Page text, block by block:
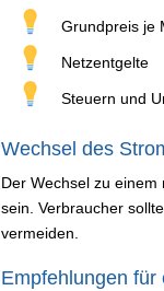
Grundpreis je
Netzentgelte
Steuern und
Wechsel des
Der Wechsel zu
sein. Verbraucher
vermeiden.
Empfehlungen für